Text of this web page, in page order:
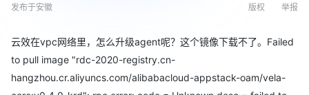
发布于安徽
举报
版权
云效在vpc网络里，怎么升级agent呢？这个镜像下载不了。Failed
to pull image "rdc-2020-registry.cn-
hangzhou.cr.aliyuncs.com/alibabacloud-appstack-oam/vela-